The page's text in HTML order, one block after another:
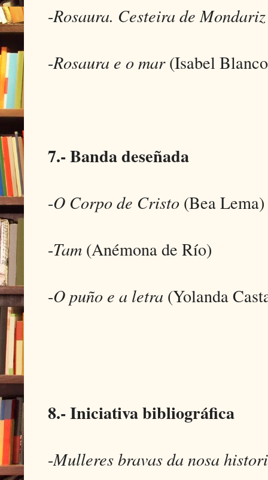
-Rosaura. Cesteira de Mondariz
-Rosaura e o mar(Isabel
7.- Banda deseñada
-O Corpo de Cristo (Bea Lema)
-Tam (Anémona de Río)
-O puño e a letra (Yolanda
8.- Iniciativa bibliográfica
-Mulleres bravas da nosa